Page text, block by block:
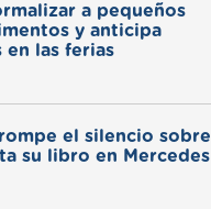
a pequeños
y anticipa
en las ferias
el silencio sobre
su libro en Mercedes